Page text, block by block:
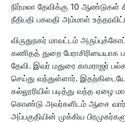
நிர்மலா தேவிக்கு 10
நீதிபதி பகவதி அம்மாள்
விருதுநகர் மாவட்டம்
கணிதத் துறை பேராசிரியையாக
தேவி. இவர் மதுரை காமராஜர்
செய்து வந்துள்ளார்.
கல்லூரியில் படித்து வந்த ஏழை
கொண்டு அவர்களிடம் ஆசை
அப்பகுதியின் முக்கிய